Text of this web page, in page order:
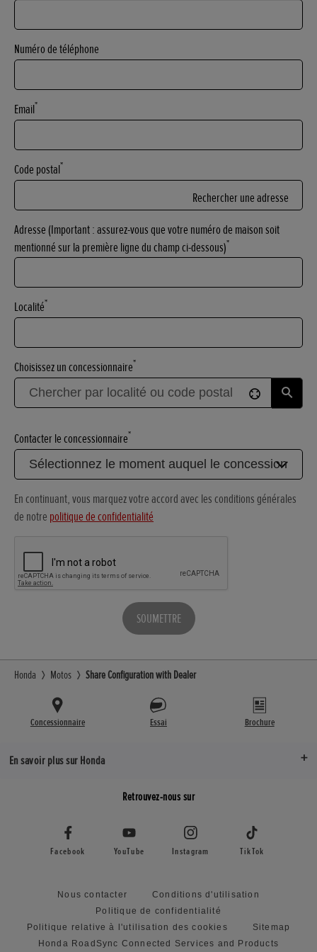
Numéro de téléphone
Email*
Code postal*
Rechercher une adresse
Adresse (Important : assurez-vous que votre numéro de maison soit
mentionné sur la première ligne du champ ci-dessous)*
Localité*
Choisissez un concessionnaire*
Contacter le concessionnaire*
En continuant, vous marquez votre accord avec les conditions générales
de notre politique de confidentialité
SOUMETTRE
Honda Motos Share Configuration with Dealer
Concessionnaire Essai Brochure
En savoir plus sur Honda
Retrouvez-nous sur
Facebook YouTube Instagram TikTok
Nous contacter
Conditions d'utilisation
Politique de confidentialité
Politique relative à l'utilisation des cookies
Sitemap
Honda RoadSync Connected Services and Products